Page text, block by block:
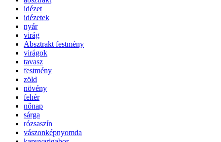
idézet
idézetek
nyár
virág
Absztrakt festmény
virágok
tavasz
festmény
zöld
növény
fehér
nőnap
sárga
rózsaszín
vászonképnyomda